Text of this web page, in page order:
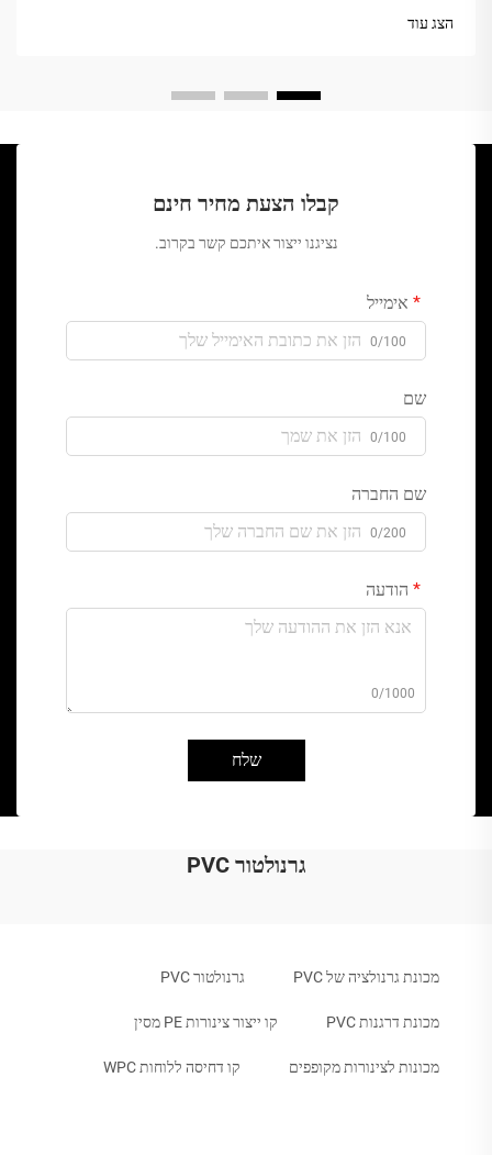
הצג עוד
קבלו הצעת מחיר חינם
נציגנו ייצור איתכם קשר בקרוב.
אימייל
0/100
שם
0/100
שם החברה
0/200
הודעה
0/1000
שלח
גרנולטור PVC
מכונת גרנולציה של PVC גרנולטור PVC
מכונת דרגנות PVC קו ייצור צינורות PE מסין
מכונות לצינורות מקופפים קו דחיסה ללוחות WPC